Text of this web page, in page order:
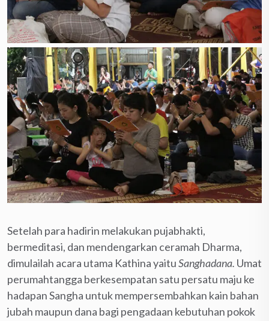
Setelah para hadirin melakukan pujabhakti,
bermeditasi, dan mendengarkan ceramah Dharma,
dimulailah acara utama Kathina yaituSanghadana. Umat
perumahtangga berkesempatan satu persatu maju ke
hadapan Sangha untuk mempersembahkan kain bahan
jubah maupun dana bagi pengadaan kebutuhan pokok